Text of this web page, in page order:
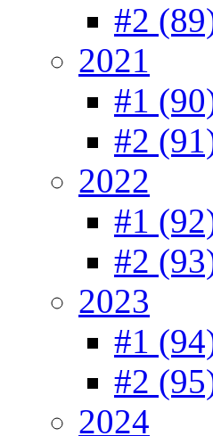
#2
2021
#1
#2
2022
#1
#2
2023
#1
#2
2024